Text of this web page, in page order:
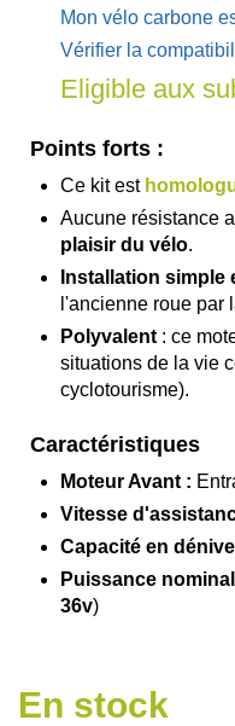
Mon vélo carbone
Vérifier la
Eligible aux
Points forts :
Ce kit est
Aucune résistance
plaisir du vélo.
Installation simple
l'ancienne roue par
Polyvalent : ce
situations de la vie
cyclotourisme).
Caractéristiques
Moteur Avant :
Vitesse
Capacité en
Puissance
36v)
En stock